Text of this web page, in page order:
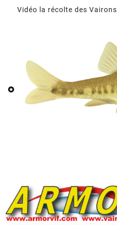

Vidéo la récolte des Vairons